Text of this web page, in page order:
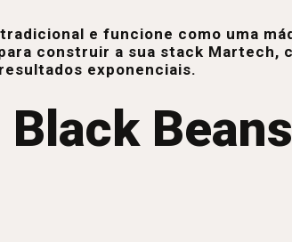
e funcione como uma
construir a sua stack Martech,
exponenciais.